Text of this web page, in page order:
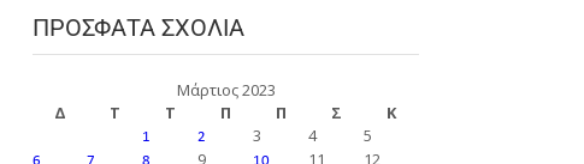
ΠΡΌΣΦΑΤΑ ΣΧΌΛΙΑ
Μάρτιος 2023
Δ
Τ Τ Π Π Σ Κ
1 2 3 4 5
6 7 8 9 10 11 12